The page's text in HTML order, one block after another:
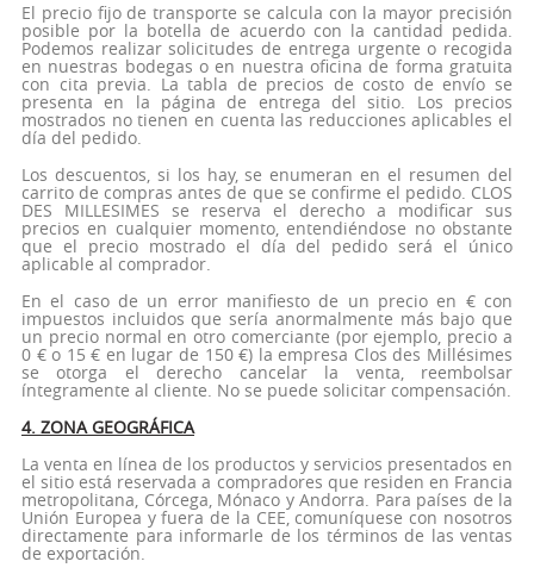
El precio fijo de transporte se calcula con la mayor precisión
posible por la botella de acuerdo con la cantidad pedida.
Podemos realizar solicitudes de entrega urgente o recogida
en nuestras bodegas o en nuestra oficina de forma gratuita
con cita previa. La tabla de precios de costo de envío se
presenta en la página de entrega del sitio. Los precios
mostrados no tienen en cuenta las reducciones aplicables el
día del pedido.
Los descuentos, si los hay, se enumeran en el resumen del
carrito de compras antes de que se confirme el pedido. CLOS
DES MILLESIMES se reserva el derecho a modificar sus
precios en cualquier momento, entendiéndose no obstante
que el precio mostrado el día del pedido será el único
aplicable al comprador.
En el caso de un error manifiesto de un precio en € con
impuestos incluidos que sería anormalmente más bajo que
un precio normal en otro comerciante (por ejemplo, precio a
0 € o 15 € en lugar de 150 €) la empresa Clos des Millésimes
se otorga el derecho cancelar la venta, reembolsar
íntegramente al cliente. No se puede solicitar compensación.
4. ZONA GEOGRÁFICA
La venta en línea de los productos y servicios presentados en
el sitio está reservada a compradores que residen en Francia
metropolitana, Córcega, Mónaco y Andorra. Para países de la
Unión Europea y fuera de la CEE, comuníquese con nosotros
directamente para informarle de los términos de las ventas
de exportación.